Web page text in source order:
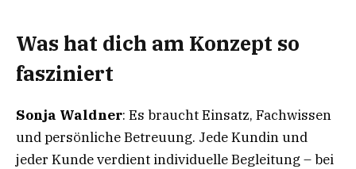
Was hat dich am Konzept so
fasziniert
Sonja Waldner: Es braucht Einsatz, Fachwissen
und persönliche Betreuung. Jede Kundin und
jeder Kunde verdient individuelle Begleitung – bei